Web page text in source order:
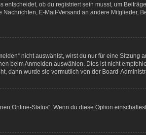
ob du registriert sein musst, um
E-Mail-Versand an andere Mitglieder,
nicht auswählst, wirst du nur für eine Sitzung
beim Anmelden auswählen. Dies ist nicht
dann wurde sie vermutlich von der Board-
Online-Status“. Wenn du diese Option